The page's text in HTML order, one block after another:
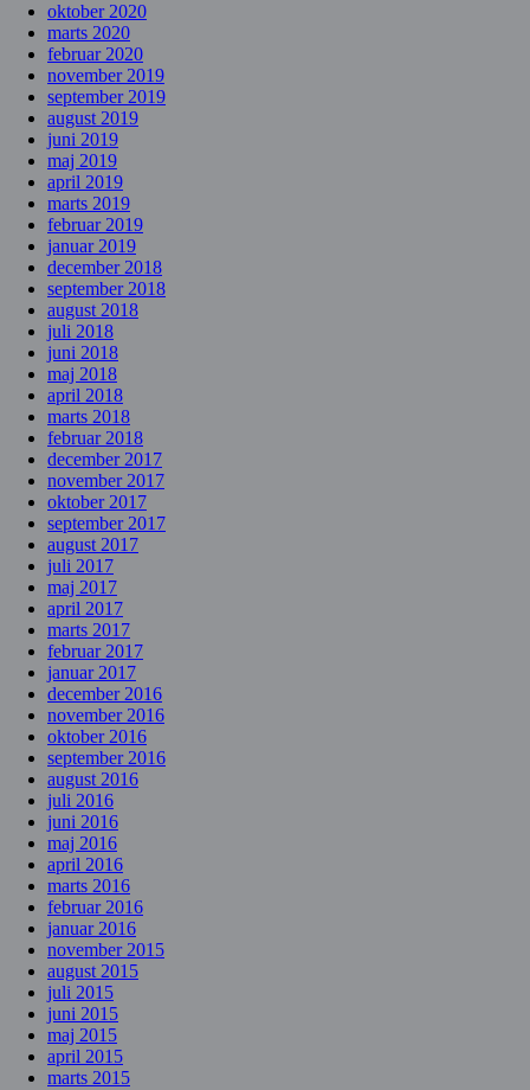
oktober 2020
marts 2020
februar 2020
november 2019
september 2019
august 2019
juni 2019
maj 2019
april 2019
marts 2019
februar 2019
januar 2019
december 2018
september 2018
august 2018
juli 2018
juni 2018
maj 2018
april 2018
marts 2018
februar 2018
december 2017
november 2017
oktober 2017
september 2017
august 2017
juli 2017
maj 2017
april 2017
marts 2017
februar 2017
januar 2017
december 2016
november 2016
oktober 2016
september 2016
august 2016
juli 2016
juni 2016
maj 2016
april 2016
marts 2016
februar 2016
januar 2016
november 2015
august 2015
juli 2015
juni 2015
maj 2015
april 2015
marts 2015